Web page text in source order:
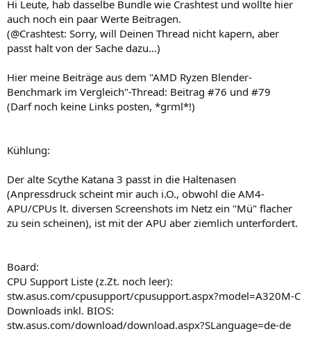
Hi Leute, hab dasselbe Bundle wie Crashtest und wollte hier
auch noch ein paar Werte Beitragen.
(@Crashtest: Sorry, will Deinen Thread nicht kapern, aber
passt halt von der Sache dazu...)
Hier meine Beiträge aus dem "AMD Ryzen Blender-
Benchmark im Vergleich"-Thread: Beitrag #76 und #79
(Darf noch keine Links posten, *grml*!)
Kühlung:
Der alte Scythe Katana 3 passt in die Haltenasen
(Anpressdruck scheint mir auch i.O., obwohl die AM4-
APU/CPUs lt. diversen Screenshots im Netz ein "Mü" flacher
zu sein scheinen), ist mit der APU aber ziemlich unterfordert.
Board:
CPU Support Liste (z.Zt. noch leer):
stw.asus.com/cpusupport/cpusupport.aspx?model=A320M-C
Downloads inkl. BIOS:
stw.asus.com/download/download.aspx?SLanguage=de-de